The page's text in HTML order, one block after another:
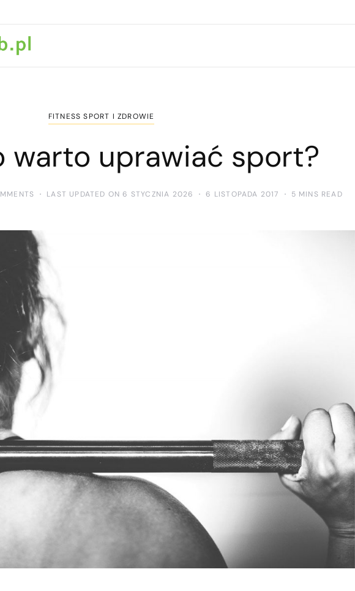
FITNESS SPORT I ZDROWIE
warto uprawiać sport?
LAST UPDATED ON 6 STYCZNIA 2026 6 LISTOPADA 2017 5 MINS READ